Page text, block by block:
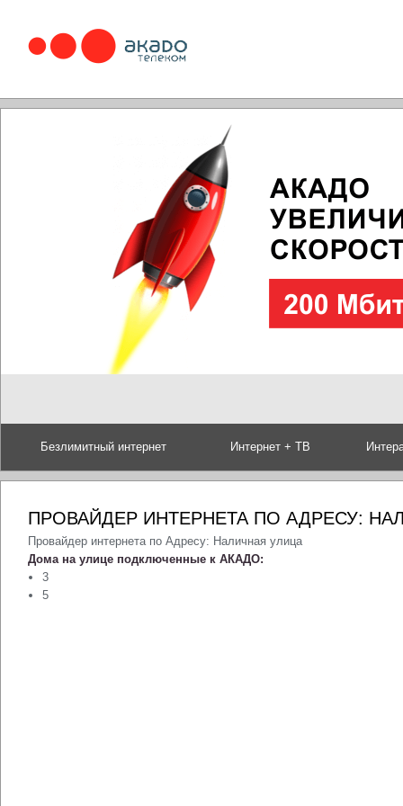
Безлимитный интернет Интернет + ТВ
ПРОВАЙДЕР ИНТЕРНЕТА ПО АДРЕСУ:
Провайдер интернета по Адресу: Наличная улица
Дома на улице подключенные к АКАДО:
3
5